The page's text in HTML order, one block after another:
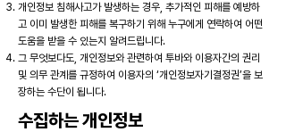
개인정보 침해사고가 발생하는 경우, 추가적인 피해를 예방하
고 이미 발생한 피해를 복구하기 위해 누구에게 연락하여 어떤
도움을 받을 수 있는지 알려드립니다.
그 무엇보다도, 개인정보와 관련하여 투바와 이용자간의 권리
및 의무 관계를 규정하여 이용자의 ‘개인정보자기결정권’을 보
장하는 수단이 됩니다.
수집하는 개인정보